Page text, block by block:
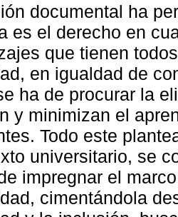
documental ha
es el derecho en
que tienen
en igualdad de
ha de procurar la
y minimizan el
Todo este
universitario, se
impregnar el
cimentándola